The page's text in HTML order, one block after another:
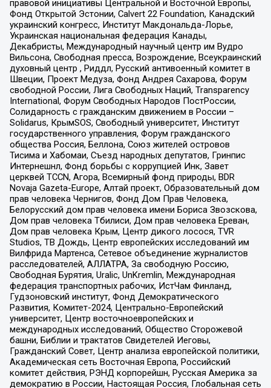
правовой инициативы Центральной и Восточной Европы,
Фонд Открытой Эстонии, Calvert 22 Foundation, Канадский
украинский конгресс, Институт Макдональда-Лорье,
Украинская национальная федерация Канады,
Декабристы, Международный научный центр им Вудро
Вильсона, Свободная пресса, Возрождение, Всеукраинский
духовный центр , Риддл, Русский антивоенный комитет в
Швеции, Проект Медуза, Фонд Андрея Сахарова, Форум
свободной России, Лига Свободных Наций, Transparеncy
International, Форум Свободных Народов ПостРоссии,
Солидарность с гражданским движением в России –
Solidarus, КрымSOS, Свободный университет, Институт
государственного управления, Форум гражданского
общества Россия, Беллона, Союз жителей островов
Тисима и Хабомаи, Съезд народных депутатов, Гринпис
Интернешнл, Фонд борьбы с коррупцией Инк, Завет
церквей TCCN, Агора, Всемирный фонд природы, BDR
Novaja Gazeta-Europe, Алтай проект, Образовательный дом
прав человека Чернигов, Фонд Дом Прав Человека,
Белорусский дом прав человека имени Бориса Звозскова,
Дом прав человека Тбилиси, Дом прав человека Ереван,
Дом прав человека Крым, Центр дикого лосося, TVR
Studios, ТВ Дождь, Центр европейских исследований им
Вилфрида Мартенса, Сетевое объединение журналистов
расследователей, АЛЛАТРА, За свободную Россию,
Свободная Бурятия, Uralic, UnKremlin, Международная
федерация транспортных рабочих, ИстЧам Финланд,
Гудзоновский институт, Фонд Демократического
Развития, Комитет-2024, Центрально-Европейский
университет, Центр восточноевропейских и
международных исследований, Общество Сторожевой
башни, Библии и трактатов Свидетелей Иеговы,
Гражданский Совет, Центр анализа европейской политики,
Академическая сеть Восточная Европа, Российский
комитет действия, РЭНД корпорейшн, Русская Америка за
демократию в России, Настоящая Россия, Глобальная сеть